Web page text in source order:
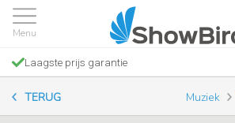
Laagste prijs garantie
TERUG Muziek